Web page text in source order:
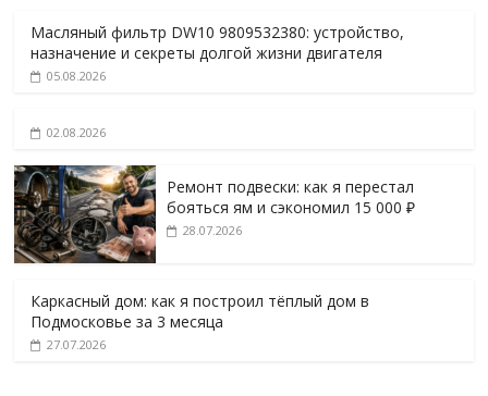
Масляный фильтр DW10 9809532380: устройство,
назначение и секреты долгой жизни двигателя
05.08.2026
02.08.2026
Ремонт подвески: как я перестал
бояться ям и сэкономил 15 000 ₽
28.07.2026
Каркасный дом: как я построил тёплый дом в
Подмосковье за 3 месяца
27.07.2026